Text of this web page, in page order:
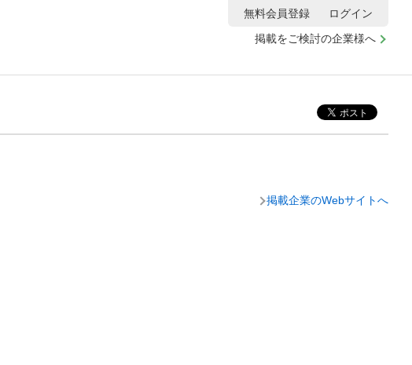
掲載をご検討の企業様へ
無料会員登録 ログイン
掲載企業のWebサイトへ